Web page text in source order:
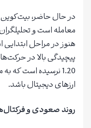
هنوز در مراحل
پیچیدگی بالا در
1.20 نرسیده است که
ارزهای دیجیتال باشد.
روند صعودی و